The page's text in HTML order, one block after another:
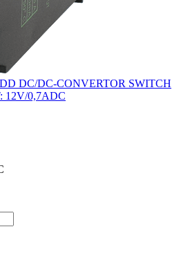
DC/DC-CONVERTOR SWITCH
12V/0,7ADC